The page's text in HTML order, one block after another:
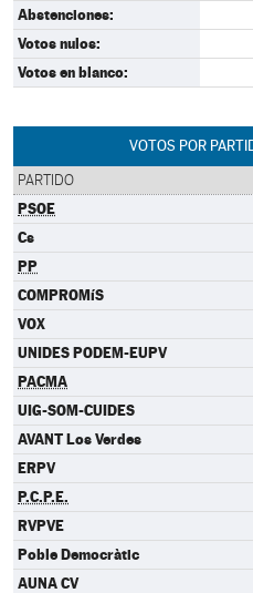
Abstenciones:
Votos nulos:
Votos en blanco:
VOTOS POR
PARTIDO
PSOE
Cs
PP
COMPROMíS
VOX
UNIDES PODEM-EUPV
PACMA
UIG-SOM-CUIDES
AVANT Los Verdes
ERPV
P.C.P.E.
RVPVE
Poble Democràtic
AUNA CV